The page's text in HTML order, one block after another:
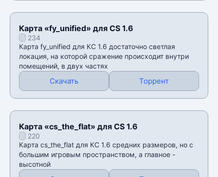
Карта «fy_unified» для CS 1.6
234
Карта fy_unified для КС 1.6 достаточно светлая
локация, на которой сражение происходит внутри
помещений, в двух частях
Скачать Торрент
Карта «cs_the_flat» для CS 1.6
220
Карта cs_the_flat для КС 1.6 средних размеров, но с
большим игровым пространством, а главное -
высотной